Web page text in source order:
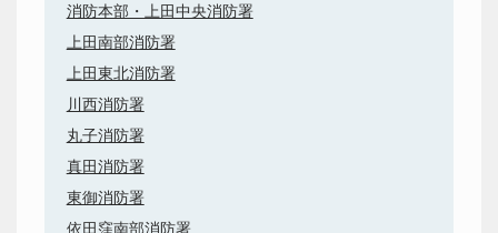
消防本部・上田中央消防署
上田南部消防署
上田東北消防署
川西消防署
丸子消防署
真田消防署
東御消防署
依田窪南部消防署